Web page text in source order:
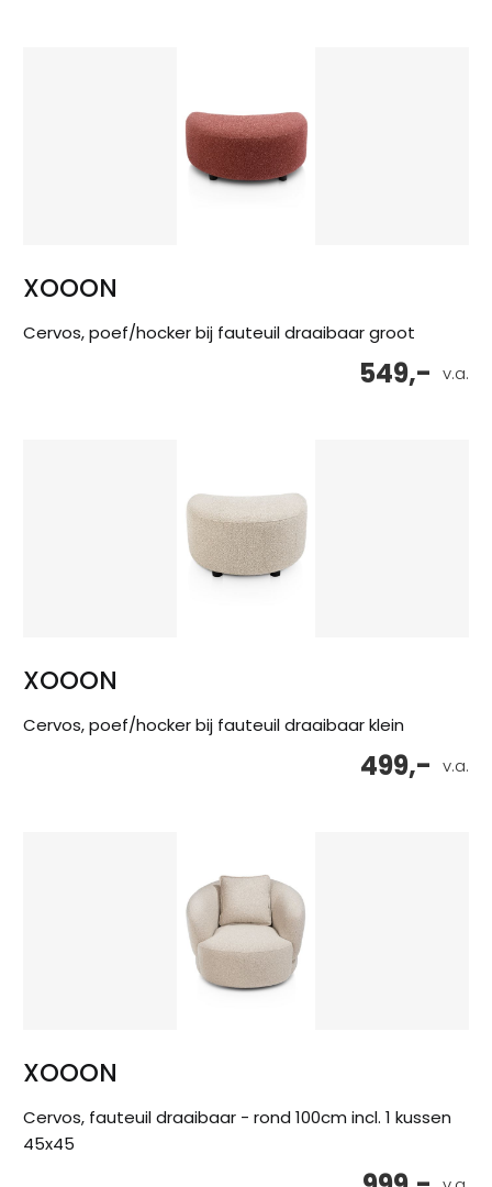
XOOON
Cervos, poef/hocker bij fauteuil draaibaar groot
v.a.
549,-
XOOON
Cervos, poef/hocker bij fauteuil draaibaar klein
v.a.
499,-
XOOON
Cervos, fauteuil draaibaar - rond 100cm incl. 1 kussen
45x45